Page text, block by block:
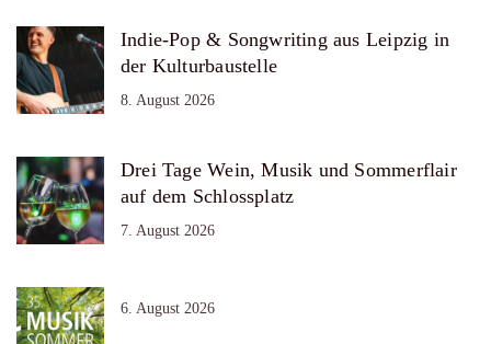
Indie-Pop & Songwriting aus Leipzig in
der Kulturbaustelle
8. August 2026
Drei Tage Wein, Musik und Sommerflair
auf dem Schlossplatz
7. August 2026
6. August 2026